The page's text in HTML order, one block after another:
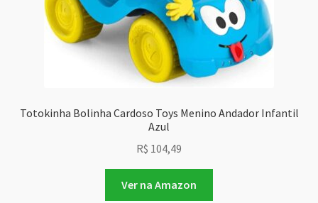
Totokinha Bolinha Cardoso Toys Menino Andador Infantil
Azul
R$ 104,49
Ver na Amazon